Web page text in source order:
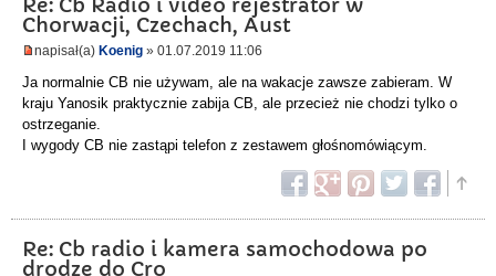
Re: Cb Radio i video rejestrator w
Chorwacji, Czechach, Aust
napisał(a) Koenig » 01.07.2019 11:06
Ja normalnie CB nie używam, ale na wakacje zawsze zabieram. W
kraju Yanosik praktycznie zabija CB, ale przecież nie chodzi tylko o
ostrzeganie.
I wygody CB nie zastąpi telefon z zestawem głośnomówiącym.
Re: Cb radio i kamera samochodowa po
drodze do Cro